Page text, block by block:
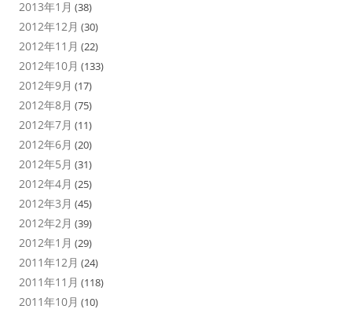
2013年1月 (38)
2012年12月 (30)
2012年11月 (22)
2012年10月 (133)
2012年9月 (17)
2012年8月 (75)
2012年7月 (11)
2012年6月 (20)
2012年5月 (31)
2012年4月 (25)
2012年3月 (45)
2012年2月 (39)
2012年1月 (29)
2011年12月 (24)
2011年11月 (118)
2011年10月 (10)